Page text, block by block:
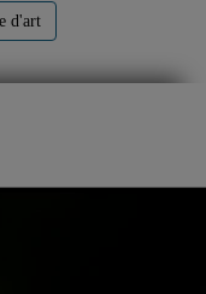
d'art